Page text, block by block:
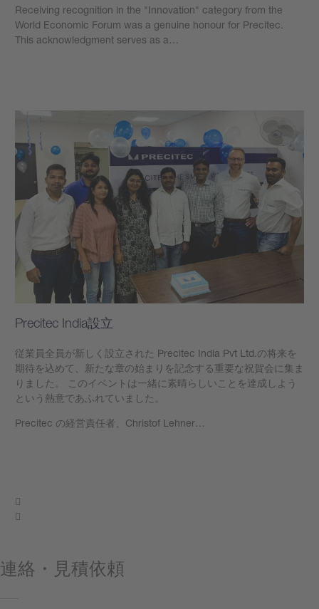
Receiving recognition in the "Innovation" category from the
World Economic Forum was a genuine honour for Precitec.
This acknowledgment serves as a…
Precitec India設立
従業員全員が新しく設立された Precitec India Pvt Ltd.の将来を
期待を込めて、新たな章の始まりを記念する重要な祝賀会に集ま
りました。 このイベントは一緒に素晴らしいことを達成しよう
という熱意であふれていました。
Precitec の経営責任者、Christof Lehner…
連絡・見積依頼